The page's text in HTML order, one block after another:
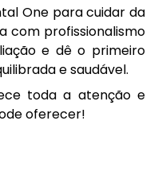
One para cuidar da
com profissionalismo
e dê o primeiro
e saudável.
toda a atenção e
oferecer!